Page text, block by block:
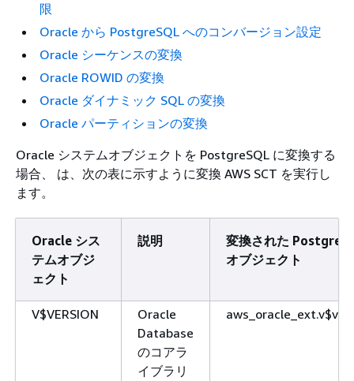
限
Oracle から PostgreSQL へのコンバージョン設定
Oracle シーケンスの変換
Oracle ROWID の変換
Oracle ダイナミック SQL の変換
Oracle パーティションの変換
Oracle システムオブジェクトを PostgreSQL に変換する
場合、 は、次の表に示すように変換 AWS SCT を実行し
ます。
Oracle シス
テムオブジ
ェクト
説明
変換された
オブジェクト
V$VERSION
Oracle
Database
のコアラ
イブラリ